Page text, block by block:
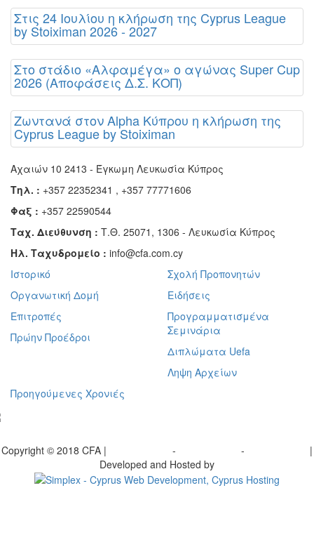
Στις 24 Ιουλίου η κλήρωση της Cyprus League
by Stoiximan 2026 - 2027
Στο στάδιο «Αλφαμέγα» ο αγώνας Super Cup
2026 (Αποφάσεις Δ.Σ. ΚΟΠ)
Ζωντανά στον Alpha Κύπρου η κλήρωση της
Cyprus League by Stoiximan
Αχαιών 10 2413 - Έγκωμη Λευκωσία Κύπρος
Τηλ. : +357 22352341 , +357 77771606
Φαξ : +357 22590544
Ταχ. Διεύθυνση : Τ.Θ. 25071, 1306 - Λευκωσία Κύπρος
Ηλ. Ταχυδρομείο : info@cfa.com.cy
Ιστορικό
Οργανωτική Δομή
Επιτροπές
Πρώην Προέδροι
Σχολή Προπονητών
Ειδήσεις
Προγραμματισμένα
Σεμινάρια
Διπλώματα Uefa
Ληψη Αρχείων
Προηγούμενες Χρονιές
Copyright © 2018 CFA | - -
|
Developed and Hosted by